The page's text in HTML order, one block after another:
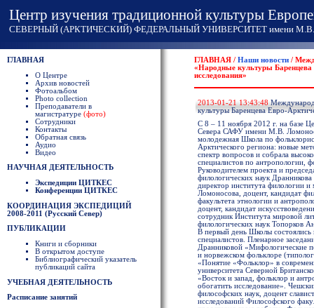
Центр изучения традиционной культуры
СЕВЕРНЫЙ (АРКТИЧЕСКИЙ) ФЕДЕРАЛЬНЫЙ УНИВЕРСИТЕТ имени М.В.
ГЛАВНАЯ
О Центре
Архив новостей
Фотоальбом
Photo collection
Преподаватели в
магистратуре (фото)
Сотрудники
Контакты
Обратная связь
Аудио
Видео
НАУЧНАЯ ДЕЯТЕЛЬНОСТЬ
Экспедиции ЦИТКЕС
Конференции ЦИТКЕС
КООРДИНАЦИЯ ЭКСПЕДИЦИЙ
2008-2011 (Русский Север)
ПУБЛИКАЦИИ
Книги и сборники
В открытом доступе
Библиографический указатель
публикаций сайта
УЧЕБНАЯ ДЕЯТЕЛЬНОСТЬ
Расписание занятий
ГЛАВНАЯ / Наши новости /
«Народные культуры
исследования»
2013-01-21 13:43:48
культуры Баренцева Евро-
С 8 – 11 ноября 2012 г. на базе
Севера САФУ имени М.В.
молодежная Школа по
Арктического региона: новые
спектр вопросов и собрала
специалистов по антропологии,
Руководителем проекта и
филологических наук
директор института филологии
Ломоносова, доцент, кандидат
факультета этнологии и
доцент, кандидат
сотрудник Института мировой
филологических наук Топорков
В первый день Школы
специалистов. Пленарное
Дранниковой «Мифологические
и норвежском фольклоре
«Понятие «Фольклор» в
университета Северной
«Восток и запад, фольклор и
обогатить исследование».
философских наук, доцент
исследований Философского